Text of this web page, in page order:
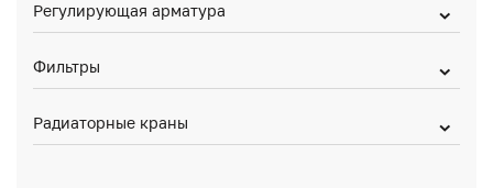
Регулирующая арматура
Фильтры
Радиаторные краны